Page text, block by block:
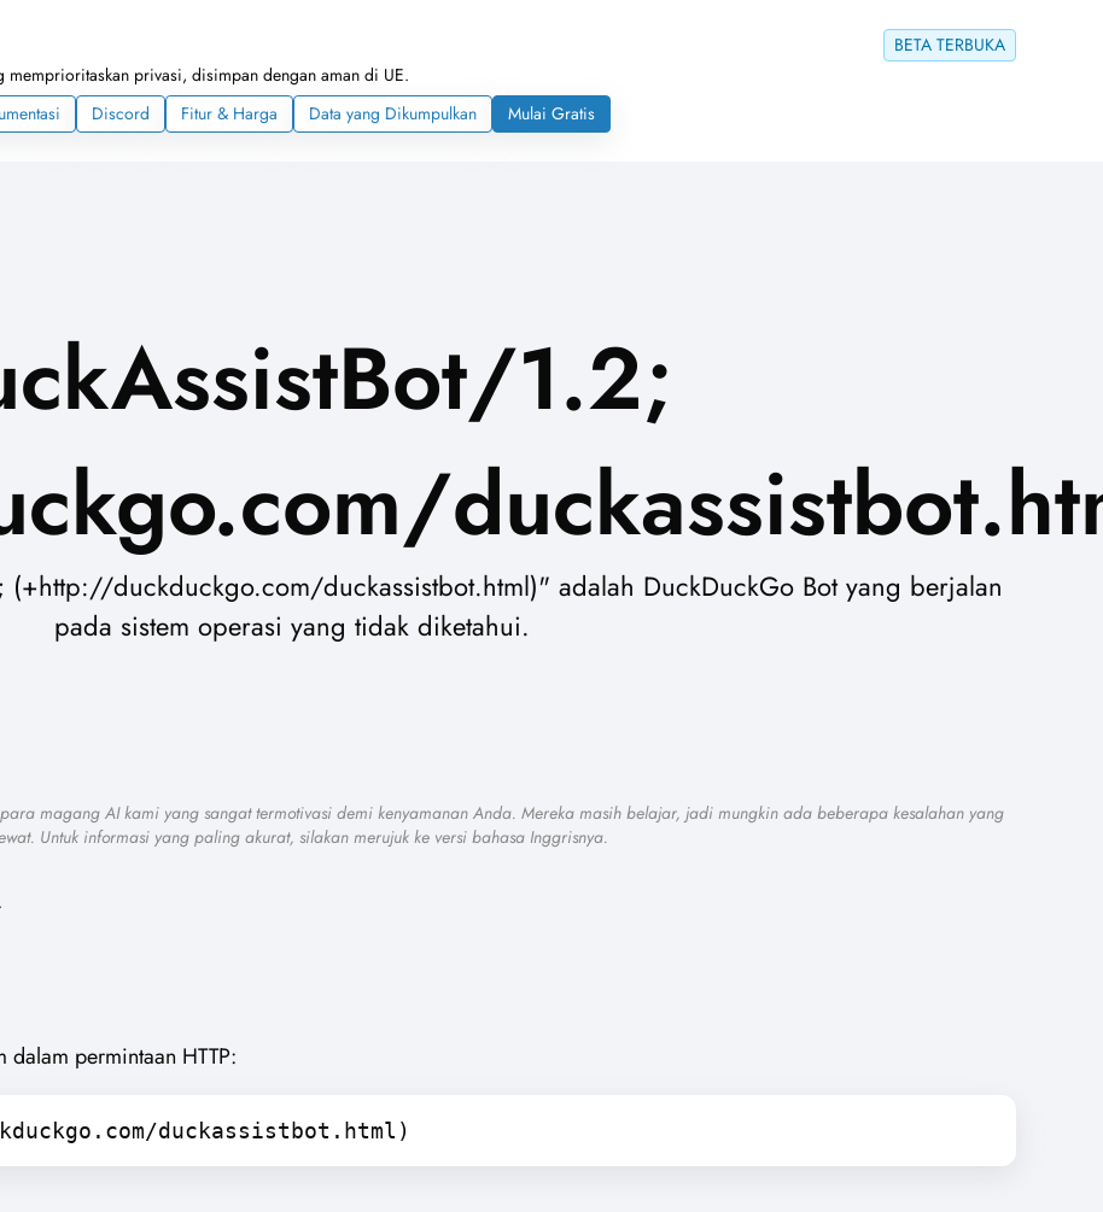
BETA TERBUKA
memprioritaskan privasi, disimpan dengan aman di UE.
Discord Fitur & Harga Data yang Dikumpulkan Mulai Gratis
1.2;
duckduckgo.com/duckassistbot.html)" adalah DuckDuckGo Bot yang berjalan
pada sistem operasi yang tidak diketahui.
magang AI kami yang sangat termotivasi demi kenyamanan Anda. Mereka masih belajar, jadi mungkin ada beberapa kesalahan yang
Untuk informasi yang paling akurat, silakan merujuk ke versi bahasa Inggrisnya.
permintaan HTTP:
duckassistbot.html)